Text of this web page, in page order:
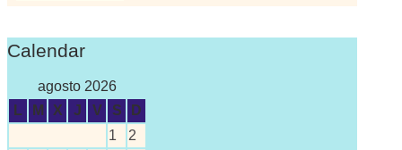
Calendar
agosto 2026
L
M X J V S
D
1
2